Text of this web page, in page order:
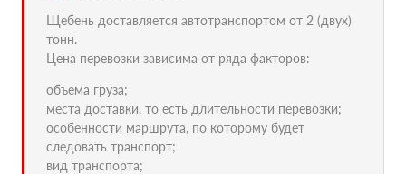
Щебень доставляется автотранспортом от 2 (двух)
тонн.
Цена перевозки зависима от ряда факторов:
объема груза;
места доставки, то есть длительности перевозки;
особенности маршрута, по которому будет
следовать транспорт;
вид транспорта;